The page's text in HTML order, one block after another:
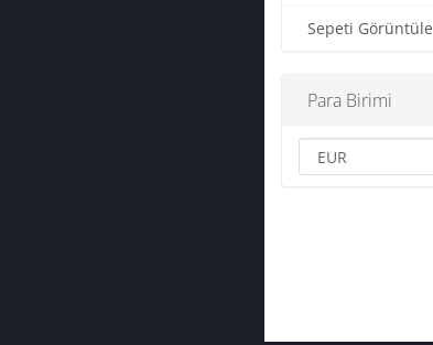
Sepeti Görüntüle
Para Birimi